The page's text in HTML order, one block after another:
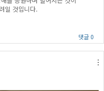
일 것입니다.
댓글 0